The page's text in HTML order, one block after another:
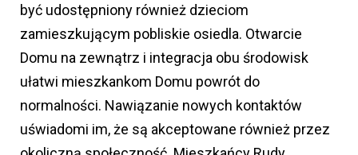
być udostępniony również dzieciom
zamieszkującym pobliskie osiedla. Otwarcie
Domu na zewnątrz i integracja obu środowisk
ułatwi mieszkankom Domu powrót do
normalności. Nawiązanie nowych kontaktów
uświadomi im, że są akceptowane również przez